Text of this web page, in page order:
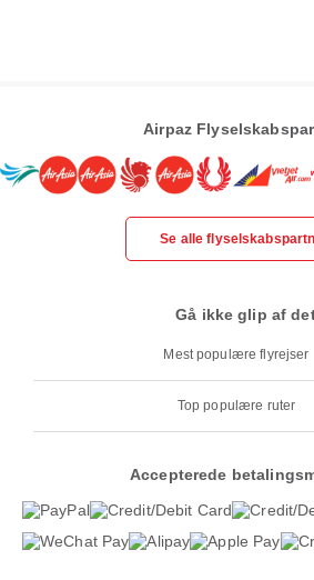
Airpaz
Se alle
Gå ikke glip af
Mest populære flyrejser
Top populære ruter
Accepterede